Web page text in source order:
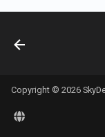
Copyright © 2026